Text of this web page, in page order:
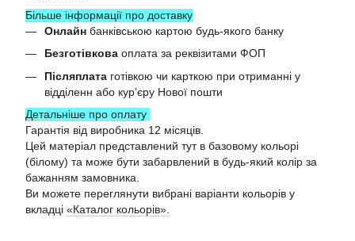
Більше інформації про доставку
Онлайн банківською картою будь-якого банку
Безготівкова оплата за реквізитами ФОП
Післяплата готівкою чи карткою при отриманні у
відділенн або курʼєру Нової пошти
Детальніше про оплату
Гарантія від виробника 12 місяців.
Цей матеріал представлений тут в базовому кольорі
(білому) та може бути забарвлений в будь-який колір за
бажанням замовника.
Ви можете переглянути вибрані варіанти кольорів у
вкладці «Каталог кольорів».